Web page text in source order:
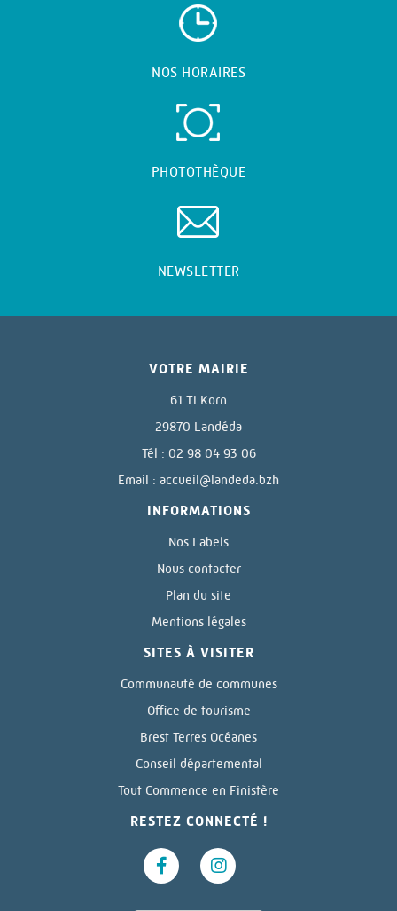
NOS HORAIRES
PHOTOTHÈQUE
NEWSLETTER
VOTRE MAIRIE
61 Ti Korn
29870 Landéda
Tél : 02 98 04 93 06
Email : accueil@landeda.bzh
INFORMATIONS
Nos Labels
Nous contacter
Plan du site
Mentions légales
SITES À VISITER
Communauté de communes
Office de tourisme
Brest Terres Océanes
Conseil départemental
Tout Commence en Finistère
RESTEZ CONNECTÉ !